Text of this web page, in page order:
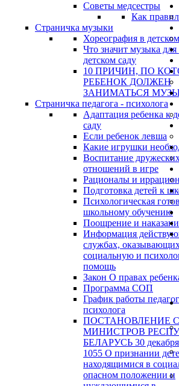
Советы медсестры
Как
Страничка музыки
Хореография в
Что значит музыка для
детском саду
10 ПРИЧИН, ПО
РЕБЕНОК ДОЛЖЕН
ЗАНИМАТЬСЯ
Страничка педагога - психолога
Адаптация ребенка к
саду
Если ребенок левша
Какие игрушки
Воспитание
отношений в игре
Рационалы и
Подготовка детей к
Психологическая
школьному обучению
Поощрение и
Информация
службах,
социальную и
помощь
Закон О правах
Программа СОП
График работы
психолога
ПОСТАНОВЛЕНИЕ
МИНИСТРОВ
БЕЛАРУСЬ 30
1055 О признании
находящимися в
опасном положении и